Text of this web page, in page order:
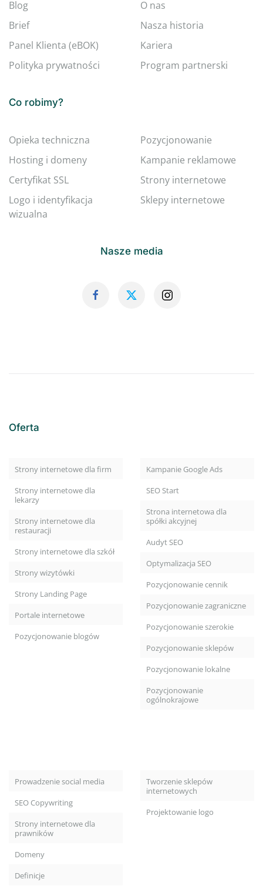
Blog
Brief
Panel Klienta (eBOK)
Polityka prywatności
O nas
Nasza historia
Kariera
Program partnerski
Co robimy?
Opieka techniczna
Hosting i domeny
Certyfikat SSL
Logo i identyfikacja
wizualna
Pozycjonowanie
Kampanie reklamowe
Strony internetowe
Sklepy internetowe
Nasze media
Oferta
Strony internetowe dla firm
Strony internetowe dla
lekarzy
Strony internetowe dla
restauracji
Strony internetowe dla szkół
Strony wizytówki
Strony Landing Page
Portale internetowe
Pozycjonowanie blogów
Kampanie Google Ads
SEO Start
Strona internetowa dla
spółki akcyjnej
Audyt SEO
Optymalizacja SEO
Pozycjonowanie cennik
Pozycjonowanie zagraniczne
Pozycjonowanie szerokie
Pozycjonowanie sklepów
Pozycjonowanie lokalne
Pozycjonowanie
ogólnokrajowe
Prowadzenie social media
SEO Copywriting
Strony internetowe dla
prawników
Domeny
Definicje
Tworzenie sklepów
internetowych
Projektowanie logo